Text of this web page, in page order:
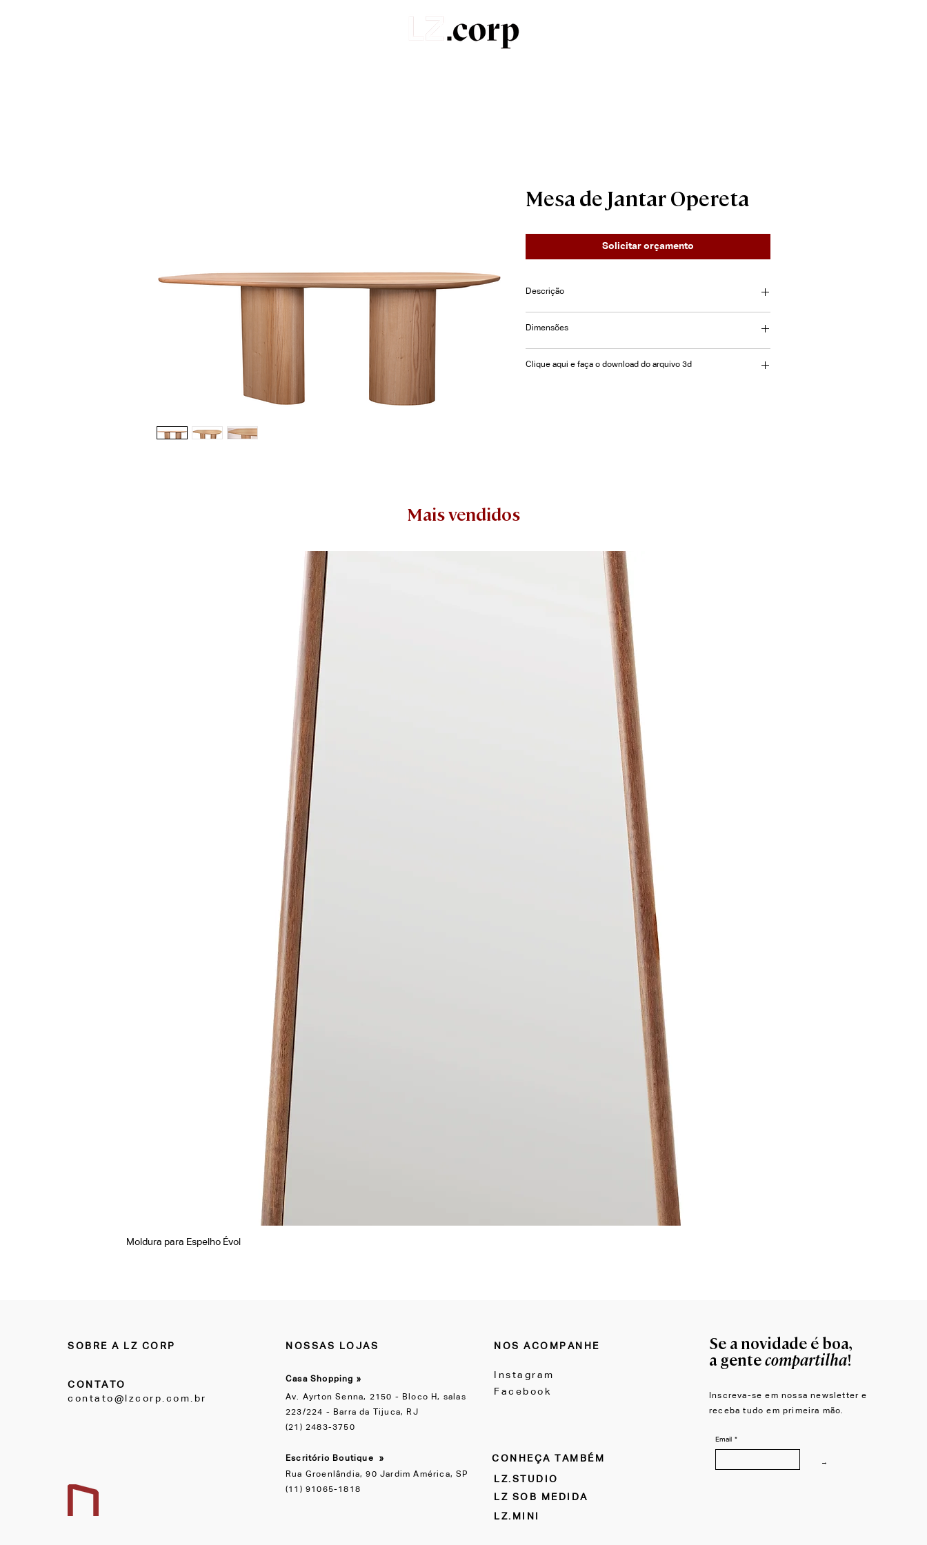
Mesa de Jantar Opereta
Solicitar orçamento
Descrição
laminado ou vidro pintado. Base disponível em
acabamento laminado ou laca.
Dimensões
270 | P= 120 | A= 75cm
Clique aqui e faça o download do arquivo 3d
Mais vendidos
Moldura para Espelho Évol
SOBRE A LZ CORP
CONTATO
contato@lzcorp.com.br
NOSSAS LOJAS
Casa Shopping »
Av. Ayrton Senna, 2150 - Bloco H, salas
223/224 - Barra da Tijuca, RJ
(21) 2483-3750
Escritório Boutique
»
Rua Groenlândia, 90 Jardim América, SP
(11) 91065-1818
NOS ACOMPANHE
Instagram
Facebook
CONHEÇA TAMBÉM
LZ.STUDIO
LZ SOB MEDIDA
LZ.MINI
Se a novidade é boa,
a gentecompartilha!
Inscreva-se em nossa newsletter e
receba tudo em primeira mão.
Email *
→